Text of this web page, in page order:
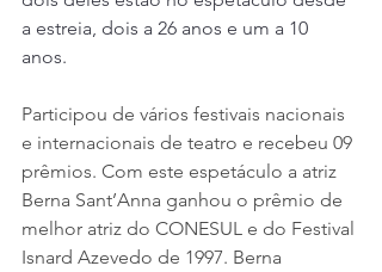
a estreia, dois a 26 anos e um a 10
anos.
Participou de vários festivais nacionais
e internacionais de teatro e recebeu 09
prêmios. Com este espetáculo a atriz
Berna Sant’Anna ganhou o prêmio de
melhor atriz do CONESUL e do Festival
Isnard Azevedo de 1997. Berna